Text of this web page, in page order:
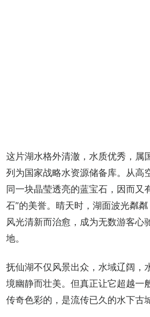
这片湖水格外清澈，水质优秀，属
列为国家战略水资源储备库。从高
同一块晶莹透亮的蓝宝石，因而又
石”的美誉。晴天时，湖面波光粼粼
风光清新而治愈，成为无数游客心
地。
抚仙湖不仅风景出众，水域辽阔，
境幽静而壮美。但真正让它超越一
传奇色彩的，是流传已久的水下古